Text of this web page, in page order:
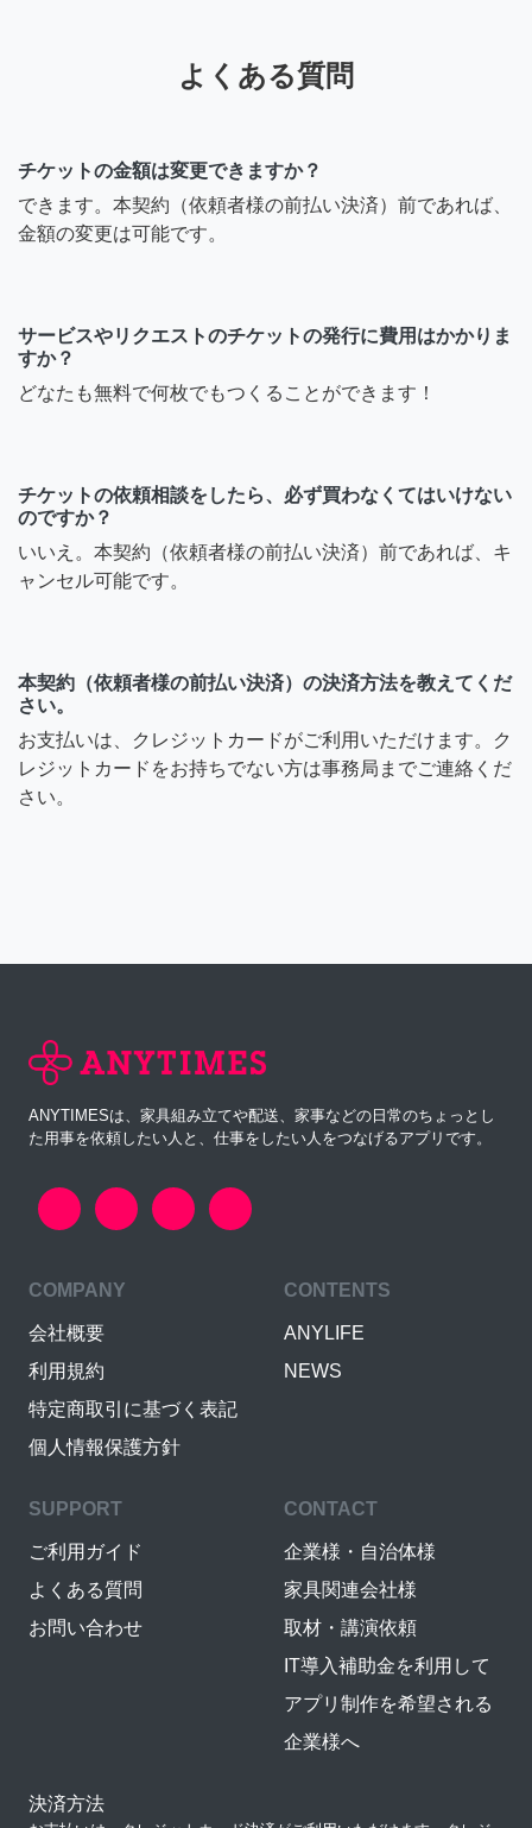
よくある質問
チケットの金額は変更できますか？
できます。本契約（依頼者様の前払い決済）前であれば、
金額の変更は可能です。
サービスやリクエストのチケットの発行に費用はかかりま
すか？
どなたも無料で何枚でもつくることができます！
チケットの依頼相談をしたら、必ず買わなくてはいけない
のですか？
いいえ。本契約（依頼者様の前払い決済）前であれば、キ
ャンセル可能です。
本契約（依頼者様の前払い決済）の決済方法を教えてくだ
さい。
お支払いは、クレジットカードがご利用いただけます。ク
レジットカードをお持ちでない方は事務局までご連絡くだ
さい。
ANYTIMESは、家具組み立てや配送、家事などの日常のちょっとし
た用事を依頼したい人と、仕事をしたい人をつなげるアプリです。
COMPANY
会社概要
利用規約
特定商取引に基づく表記
個人情報保護方針
CONTENTS
ANYLIFE
NEWS
SUPPORT
ご利用ガイド
よくある質問
お問い合わせ
CONTACT
企業様・自治体様
家具関連会社様
取材・講演依頼
IT導入補助金を利用して
アプリ制作を希望される
企業様へ
決済方法